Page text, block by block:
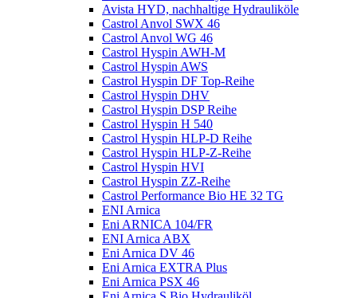
Avista HYD, nachhaltige Hydrauliköle
Castrol Anvol SWX 46
Castrol Anvol WG 46
Castrol Hyspin AWH-M
Castrol Hyspin AWS
Castrol Hyspin DF Top-Reihe
Castrol Hyspin DHV
Castrol Hyspin DSP Reihe
Castrol Hyspin H 540
Castrol Hyspin HLP-D Reihe
Castrol Hyspin HLP-Z-Reihe
Castrol Hyspin HVI
Castrol Hyspin ZZ-Reihe
Castrol Performance Bio HE 32 TG
ENI Arnica
Eni ARNICA 104/FR
ENI Arnica ABX
Eni Arnica DV 46
Eni Arnica EXTRA Plus
Eni Arnica PSX 46